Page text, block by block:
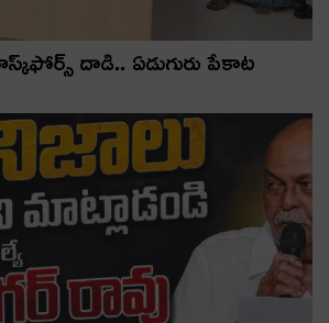
దాడి.. ఏడుగురు పేకాట